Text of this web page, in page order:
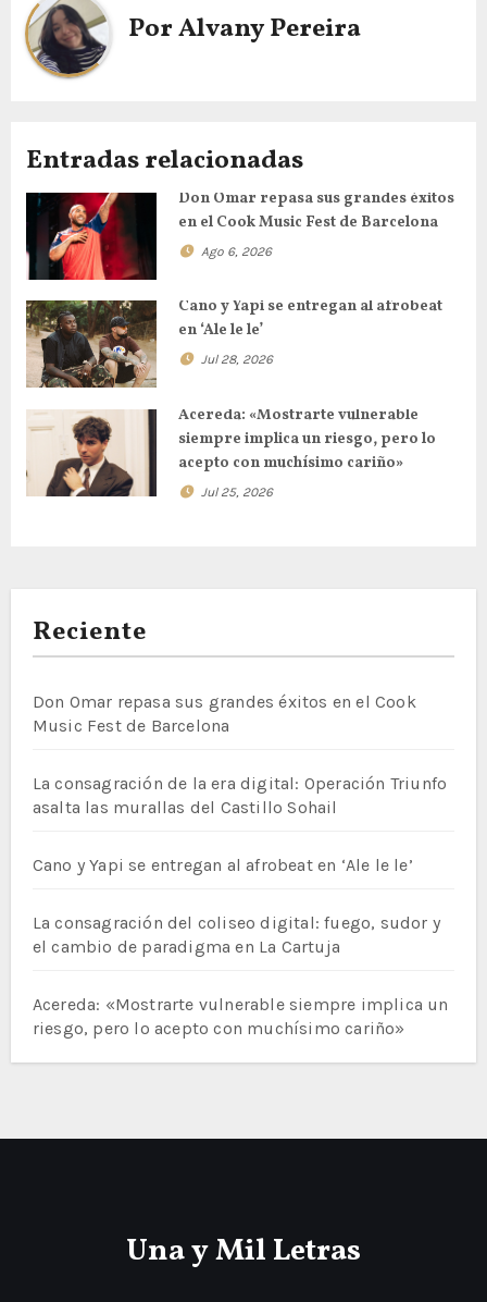
PorAlvany Pereira
Entradas relacionadas
Don Omar repasa sus grandes éxitos
en el Cook Music Fest de Barcelona
Ago 6, 2026
Cano y Yapi se entregan al afrobeat
en ‘Ale le le’
Jul 28, 2026
Acereda: «Mostrarte vulnerable
siempre implica un riesgo, pero lo
acepto con muchísimo cariño»
Jul 25, 2026
Reciente
Don Omar repasa sus grandes éxitos en el Cook
Music Fest de Barcelona
La consagración de la era digital: Operación Triunfo
asalta las murallas del Castillo Sohail
Cano y Yapi se entregan al afrobeat en ‘Ale le le’
La consagración del coliseo digital: fuego, sudor y
el cambio de paradigma en La Cartuja
Acereda: «Mostrarte vulnerable siempre implica un
riesgo, pero lo acepto con muchísimo cariño»
Una y Mil Letras